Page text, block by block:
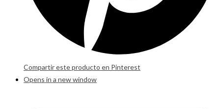
Compartir este producto en Pinterest
Opens in a new window